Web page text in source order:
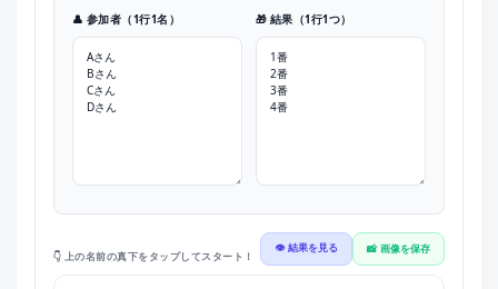
👤 参加者（1行1名） 🎁 結果（1行1つ）
👇 上の名前の真下をタップしてスタート！
👁️ 結果を見る 📸 画像を保存